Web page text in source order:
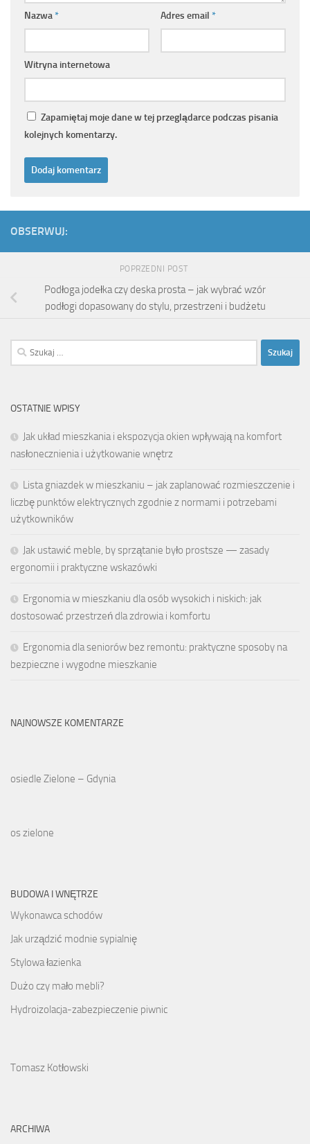
Nazwa* Adres email *
Witryna internetowa
Zapamiętaj moje dane w tej przeglądarce podczas pisania
kolejnych komentarzy.
OBSERWUJ:
POPRZEDNI POST
Podłoga jodełka czy deska prosta – jak wybrać wzór
podłogi dopasowany do stylu, przestrzeni i budżetu
Szukaj:
OSTATNIE WPISY
Jak układ mieszkania i ekspozycja okien wpływają na komfort
nasłonecznienia i użytkowanie wnętrz
Lista gniazdek w mieszkaniu – jak zaplanować rozmieszczenie i
liczbę punktów elektrycznych zgodnie z normami i potrzebami
użytkowników
Jak ustawić meble, by sprzątanie było prostsze — zasady
ergonomii i praktyczne wskazówki
Ergonomia w mieszkaniu dla osób wysokich i niskich: jak
dostosować przestrzeń dla zdrowia i komfortu
Ergonomia dla seniorów bez remontu: praktyczne sposoby na
bezpieczne i wygodne mieszkanie
NAJNOWSZE KOMENTARZE
osiedle Zielone – Gdynia
os zielone
BUDOWA I WNĘTRZE
Wykonawca schodów
Jak urządzić modnie sypialnię
Stylowa łazienka
Dużo czy mało mebli?
Hydroizolacja-zabezpieczenie piwnic
Tomasz Kotłowski
ARCHIWA